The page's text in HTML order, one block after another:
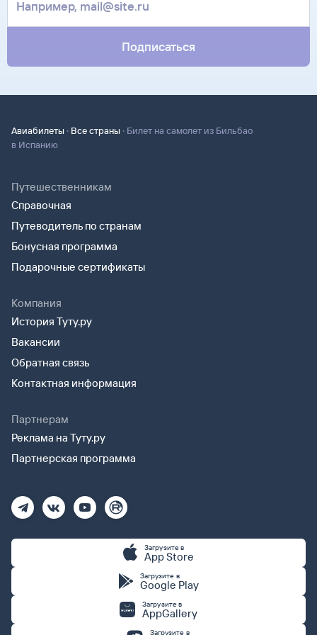
только паспорт.
Подписаться
Авиабилеты · Все страны · Билет на самолет из Бильбао
в Испанию
Путешественникам
Справочная
Путеводитель по странам
Бонусная программа
Подарочные сертификаты
Компания
История Туту.ру
Вакансии
Обратная связь
Контактная информация
Партнерам
Реклама на Туту.ру
Партнерская программа
Загрузите в
App Store
Загрузите в
Google Play
Загрузите в
AppGallery
Загрузите в